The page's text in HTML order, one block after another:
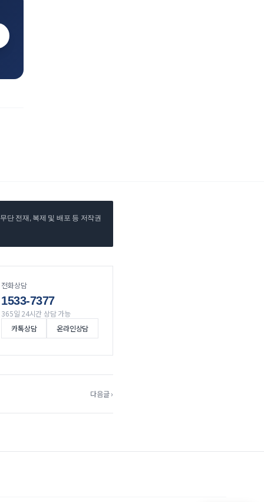
단 전재, 복제 및 배포 등 저작권
전화상담
1533-7377
365일 24시간 상담 가능
카톡상담
온라인상담
다음글 ›